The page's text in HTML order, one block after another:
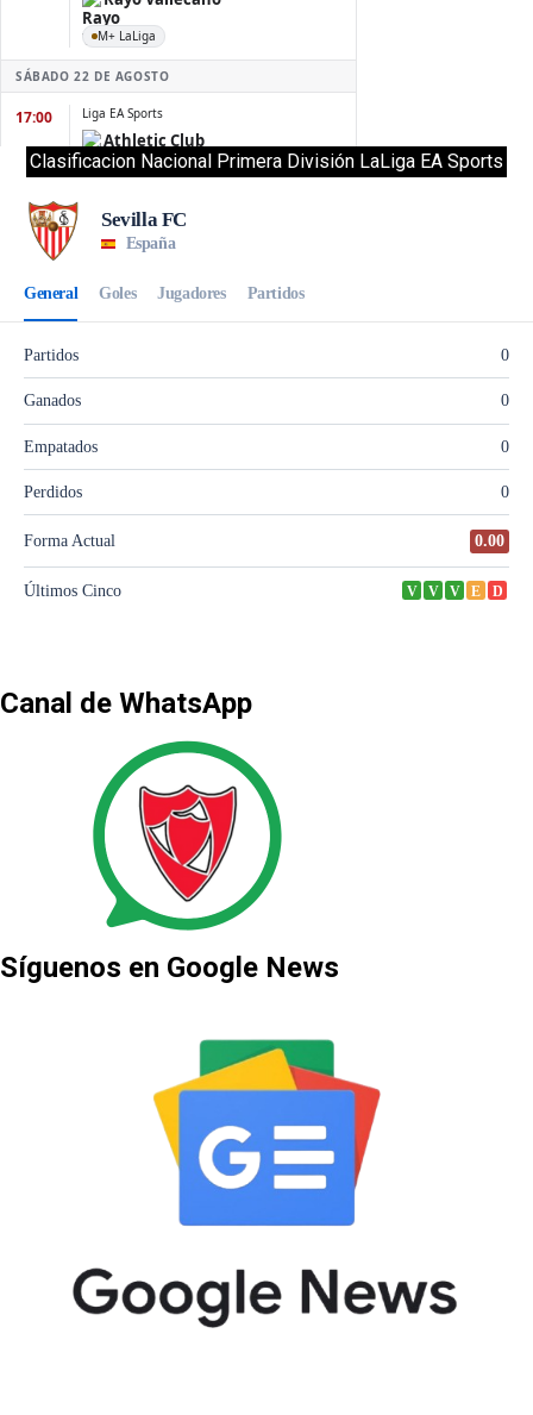
Clasificacion Nacional Primera División LaLiga EA Sports
Canal de WhatsApp
Síguenos en Google News